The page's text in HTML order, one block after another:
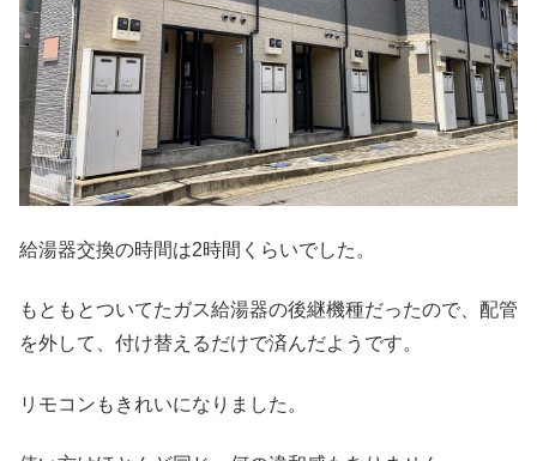
給湯器交換の時間は2時間くらいでした。
もともとついてたガス給湯器の後継機種だったので、配管
を外して、付け替えるだけで済んだようです。
リモコンもきれいになりました。